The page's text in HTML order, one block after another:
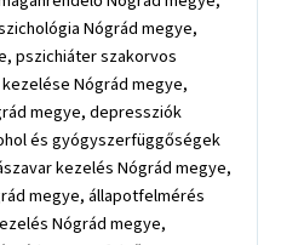
Nógrád megye,
pszichiáter szakorvos
Nógrád megye,
megye, depressziók
és gyógyszerfüggőségek
kezelés Nógrád megye,
megye, állapotfelmérés
Nógrád megye,